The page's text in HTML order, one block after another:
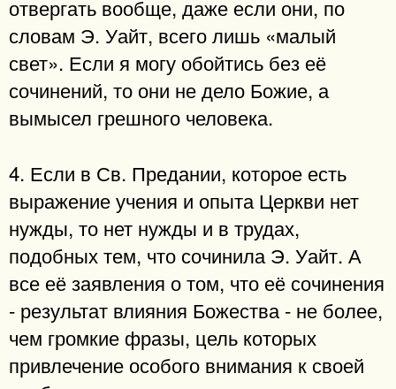
отвергать вообще, даже если они, по
словам Э. Уайт, всего лишь «малый
свет». Если я могу обойтись без её
сочинений, то они не дело Божие, а
вымысел грешного человека.
4. Если в Св. Предании, которое есть
выражение учения и опыта Церкви нет
нужды, то нет нужды и в трудах,
подобных тем, что сочинила Э. Уайт. А
все её заявления о том, что её сочинения
- результат влияния Божества - не более,
чем громкие фразы, цель которых
привлечение особого внимания к своей